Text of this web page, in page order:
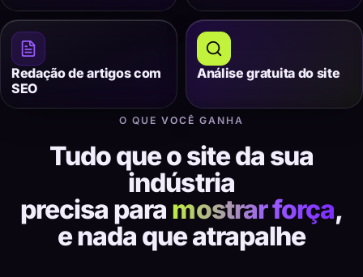
Redação de artigos com
SEO
Análise gratuita do site
O QUE VOCÊ GANHA
Tudo que o site da sua
indústria
precisa para mostrar força,
e nada que atrapalhe